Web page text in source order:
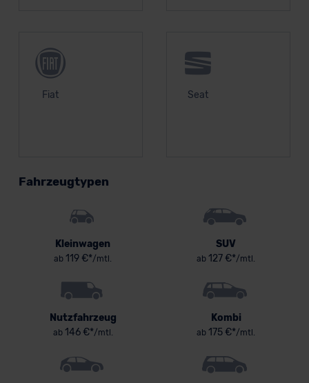
Fiat Seat
Fahrzeugtypen
Kleinwagen
ab 119 €*/mtl.
SUV
ab 127 €*/mtl.
Nutzfahrzeug
ab146 €*/mtl.
Kombi
ab 175 €*/mtl.